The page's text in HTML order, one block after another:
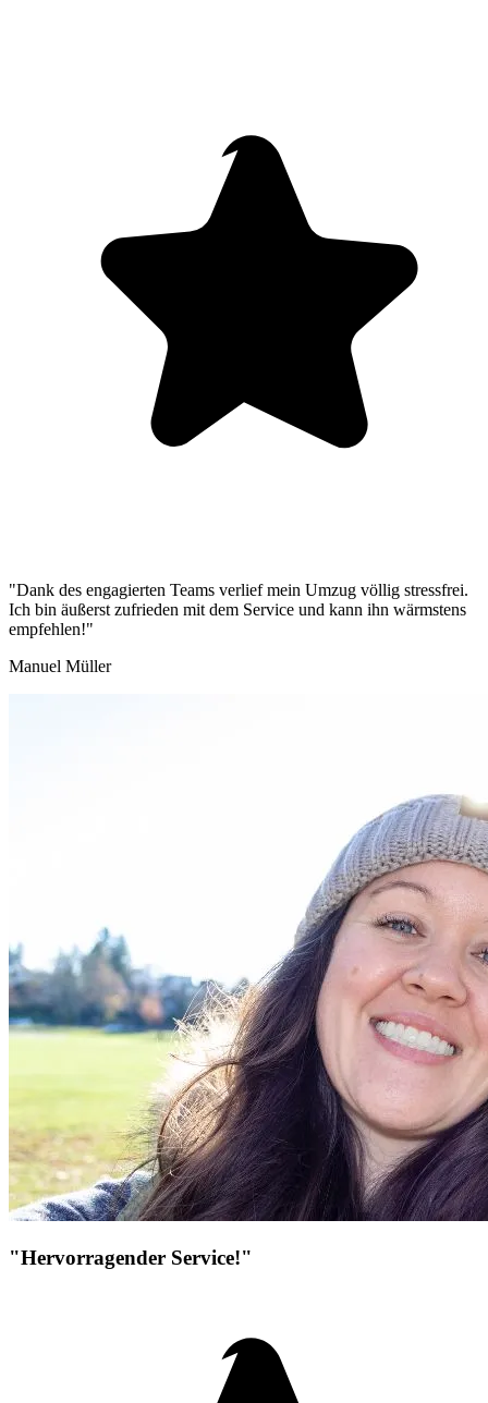
"Dank des engagierten Teams verlief mein Umzug völlig stressfrei.
Ich bin äußerst zufrieden mit dem Service und kann ihn wärmstens
empfehlen!"
Manuel Müller
"Hervorragender Service!"